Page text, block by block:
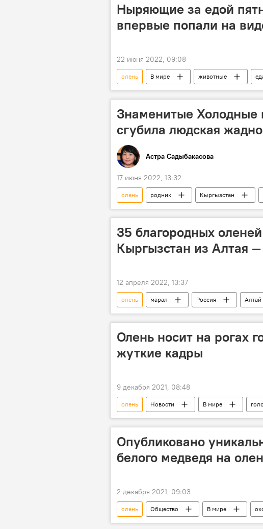
Ныряющие за едой
впервые попали на
22 июня 2022, 09:08
олень В мире животные
Знаменитые Холодные
сгубила людская
Астра Садыбакасова
17 июня 2022, 13:32
олень родник Кыргызстан
Холодные воды
Боом элик
35 благородных
Кыргызстан из Алтая
12 апреля 2022, 13:37
олень марал Россия Алтай
восстановление
видео
Олень носит на рогах
жуткие кадры
9 декабря 2021, 08:48
олень Новости В мире
видео
Опубликовано
белого медведя на
2 декабря 2021, 09:03
олень Общество В мире
видео
Мультимедиа Видеоклуб